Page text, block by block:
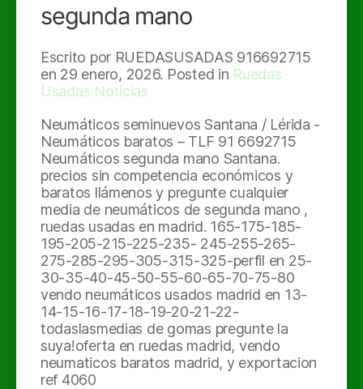
segunda mano
Escrito por RUEDASUSADAS 916692715
en 29 enero, 2026. Posted in Ruedas
Usadas Noticias
Neumáticos seminuevos Santana / Lérida -
Neumáticos baratos – TLF 91 6692715
Neumáticos segunda mano Santana.
precios sin competencia económicos y
baratos llámenos y pregunte cualquier
media de neumáticos de segunda mano ,
ruedas usadas en madrid. 165-175-185-
195-205-215-225-235- 245-255-265-
275-285-295-305-315-325-perfil en 25-
30-35-40-45-50-55-60-65-70-75-80
vendo neumáticos usados madrid en 13-
14-15-16-17-18-19-20-21-22-
todaslasmedias de gomas pregunte la
suya!oferta en ruedas madrid, vendo
neumaticos baratos madrid, y exportacion
ref 4060